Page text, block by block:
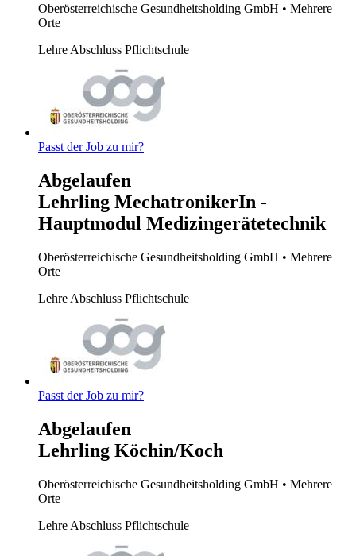
Oberösterreichische Gesundheitsholding GmbH • Mehrere
Orte
Lehre Abschluss Pflichtschule
Passt der Job zu mir?
Abgelaufen
Lehrling MechatronikerIn -
Hauptmodul Medizingerätetechnik
Oberösterreichische Gesundheitsholding GmbH • Mehrere
Orte
Lehre Abschluss Pflichtschule
Passt der Job zu mir?
Abgelaufen
Lehrling Köchin/Koch
Oberösterreichische Gesundheitsholding GmbH • Mehrere
Orte
Lehre Abschluss Pflichtschule